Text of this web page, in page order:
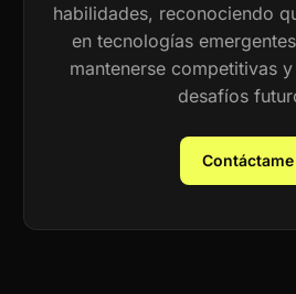
habilidades, reconociendo
en tecnologías
mantenerse competitivas
desafíos
Contáctame